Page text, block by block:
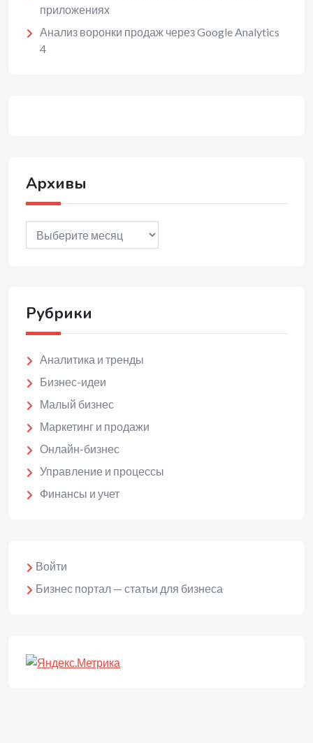
приложениях
Анализ воронки продаж через Google Analytics
4
Архивы
Архивы
Рубрики
Аналитика и тренды
Бизнес-идеи
Малый бизнес
Маркетинг и продажи
Онлайн-бизнес
Управление и процессы
Финансы и учет
Войти
Бизнес портал — статьи для бизнеса